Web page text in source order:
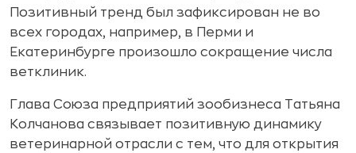
Позитивный тренд был зафиксирован не во
всех городах, например, в Перми и
Екатеринбурге произошло сокращение числа
ветклиник.
Глава Союза предприятий зообизнеса Татьяна
Колчанова связывает позитивную динамику
ветеринарной отрасли с тем, что для открытия